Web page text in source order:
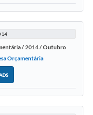
/ 2014 / Outubro
Orçamentária